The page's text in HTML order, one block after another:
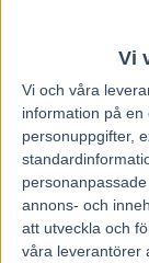
Vi
Vi och våra
information på
personuppgifter,
annons- och
att utveckla och
våra leverantörer
Föregående artikel
Inför V75/
Succélärlingens
”Kan vinna”